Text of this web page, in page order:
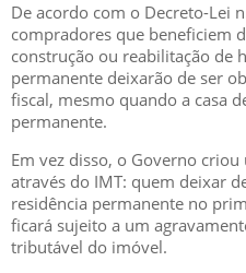
De acordo com o Decreto-Lei
compradores que beneficiem
construção ou reabilitação de
permanente deixarão de ser
fiscal, mesmo quando a casa
permanente.
Em vez disso, o Governo
através do IMT: quem deixar
residência permanente no
ficará sujeito a um
tributável do imóvel.